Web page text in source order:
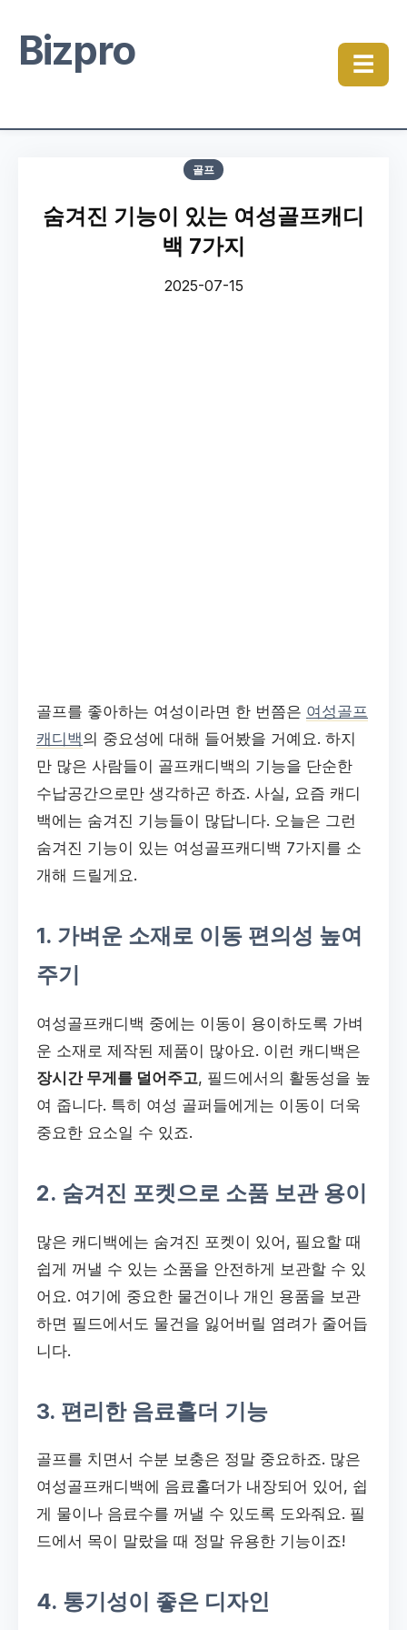
Bizpro ☰
골프
숨겨진 기능이 있는 여성골프캐디
백 7가지
2025-07-15
골프를 좋아하는 여성이라면 한 번쯤은 여성골프
캐디백의 중요성에 대해 들어봤을 거예요. 하지
만 많은 사람들이 골프캐디백의 기능을 단순한
수납공간으로만 생각하곤 하죠. 사실, 요즘 캐디
백에는 숨겨진 기능들이 많답니다. 오늘은 그런
숨겨진 기능이 있는 여성골프캐디백 7가지를 소
개해 드릴게요.
1. 가벼운 소재로 이동 편의성 높여
주기
여성골프캐디백 중에는 이동이 용이하도록 가벼
운 소재로 제작된 제품이 많아요. 이런 캐디백은
장시간 무게를 덜어주고, 필드에서의 활동성을 높
여 줍니다. 특히 여성 골퍼들에게는 이동이 더욱
중요한 요소일 수 있죠.
2. 숨겨진 포켓으로 소품 보관 용이
많은 캐디백에는 숨겨진 포켓이 있어, 필요할 때
쉽게 꺼낼 수 있는 소품을 안전하게 보관할 수 있
어요. 여기에 중요한 물건이나 개인 용품을 보관
하면 필드에서도 물건을 잃어버릴 염려가 줄어듭
니다.
3. 편리한 음료홀더 기능
골프를 치면서 수분 보충은 정말 중요하죠. 많은
여성골프캐디백에 음료홀더가 내장되어 있어, 쉽
게 물이나 음료수를 꺼낼 수 있도록 도와줘요. 필
드에서 목이 말랐을 때 정말 유용한 기능이죠!
4. 통기성이 좋은 디자인